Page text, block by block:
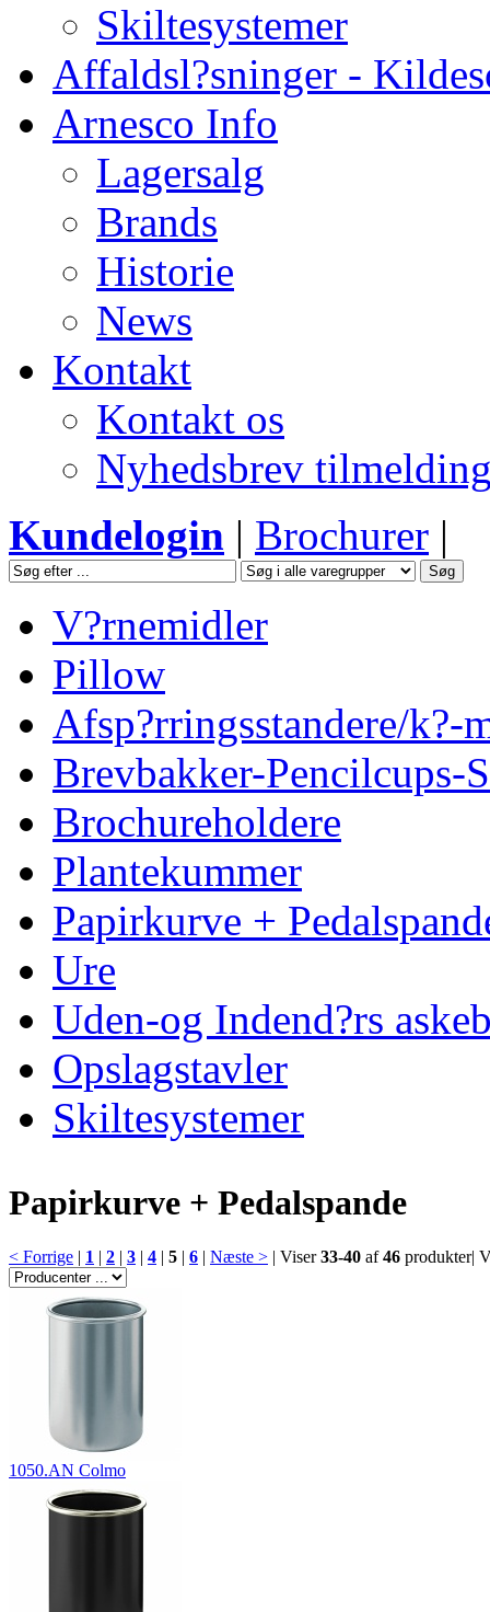
Skiltesystemer
Affaldsl?sninger -
Arnesco Info
Lagersalg
Brands
Historie
News
Kontakt
Kontakt os
Nyhedsbrev
Kundelogin | Brochurer |
V?rnemidler
Pillow
Afsp?rringsstandere/k?-
Brevbakker-Pencilcups-
Brochureholdere
Plantekummer
Papirkurve +
Ure
Uden-og Indend?rs
Opslagstavler
Skiltesystemer
Papirkurve + Pedalspande
< Forrige | 1 | 2 | 3 | 4 | 5 | 6 | Næste > | Viser33-40 af46 produkter|
1050.AN Colmo